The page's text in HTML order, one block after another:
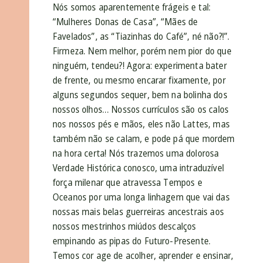
Nós somos aparentemente frágeis e tal:
“Mulheres Donas de Casa”, “Mães de
Favelados”, as “Tiazinhas do Café”, né não?!”.
Firmeza. Nem melhor, porém nem pior do que
ninguém, tendeu?! Agora: experimenta bater
de frente, ou mesmo encarar fixamente, por
alguns segundos sequer, bem na bolinha dos
nossos olhos… Nossos currículos são os calos
nos nossos pés e mãos, eles não Lattes, mas
também não se calam, e pode pá que mordem
na hora certa! Nós trazemos uma dolorosa
Verdade Histórica conosco, uma intraduzível
força milenar que atravessa Tempos e
Oceanos por uma longa linhagem que vai das
nossas mais belas guerreiras ancestrais aos
nossos mestrinhos miúdos descalços
empinando as pipas do Futuro-Presente.
Temos cor age de acolher, aprender e ensinar,